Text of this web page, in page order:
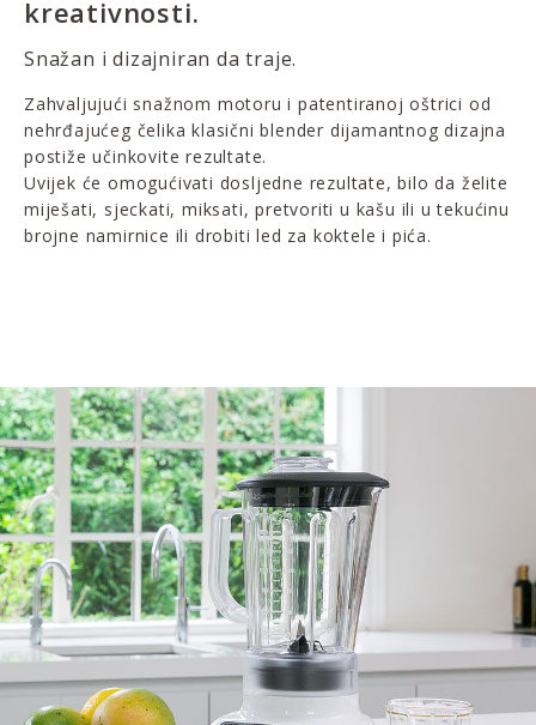
kreativnosti.
Snažan i dizajniran da traje.
Zahvaljujući snažnom motoru i patentiranoj oštrici od
nehrđajućeg čelika klasični blender dijamantnog dizajna
postiže učinkovite rezultate.
Uvijek će omogućivati dosljedne rezultate, bilo da želite
miješati, sjeckati, miksati, pretvoriti u kašu ili u tekućinu
brojne namirnice ili drobiti led za koktele i pića.